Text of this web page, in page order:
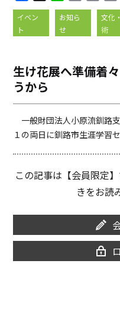
a
c
e
o
k
i
n
e
m
i
o
p
y
n
r
i
イベン
ト
お知ら
せ
文化
術
生け花展へ準備着
うから
一般財団法人小原流釧路
１の両日に釧路市生涯学習
この記事は【会員限定
きをお読